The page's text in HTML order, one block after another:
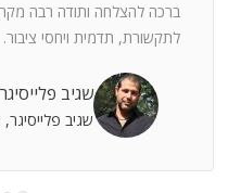
ברכה להצלחה ותודה רבה
לתקשורת, תדמית ויחסי ציבור.
שגיב פלייסיגר
שגיב